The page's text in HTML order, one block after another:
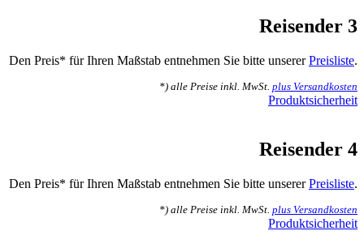
Reisender 3
Den Preis* für Ihren Maßstab entnehmen Sie bitte unsererPreisliste.
*) alle Preise inkl. MwSt. plus Versandkosten
Produktsicherheit
Reisender 4
Den Preis* für Ihren Maßstab entnehmen Sie bitte unsererPreisliste.
*) alle Preise inkl. MwSt. plus Versandkosten
Produktsicherheit